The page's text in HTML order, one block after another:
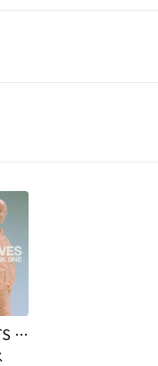
GREATEST HITS / BOOK ONE (BONUS TRACK)